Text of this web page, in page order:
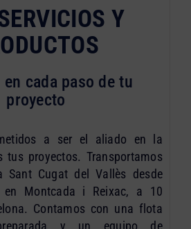
Y
cada paso de tu
proyecto
a ser el aliado en la
tus proyectos. Transportamos
Sant Cugat del Vallès desde
en Montcada i Reixac, a 10
Contamos con una flota
y un equipo de